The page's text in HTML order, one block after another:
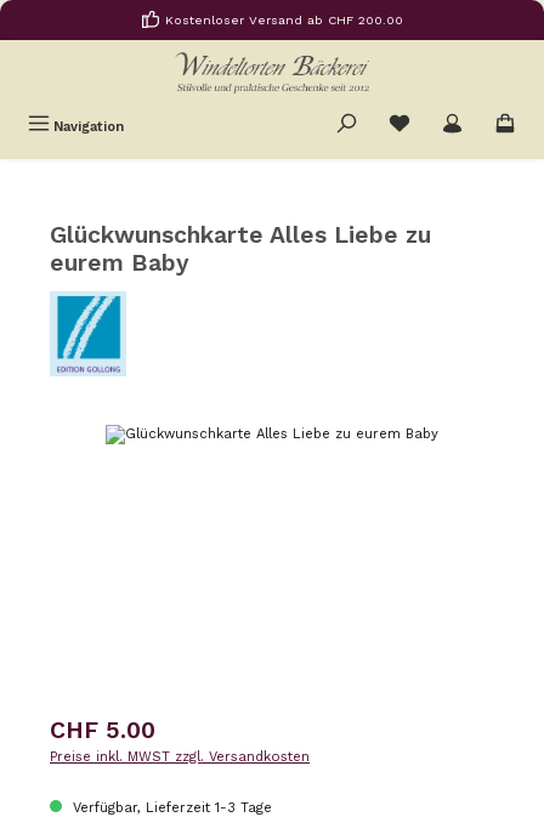
Zum Hauptinhalt springenKostenloser Versand ab CHF 200.00
Navigation Du hast 0
Glückwunschkarte Alles Liebe zu
eurem Baby
Bildergalerie überspringen
Regulärer Preis:
CHF 5.00
Preise inkl. MWST zzgl. Versandkosten
Verfügbar, Lieferzeit 1-3 Tage